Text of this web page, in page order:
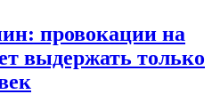
провокации на
выдержать только